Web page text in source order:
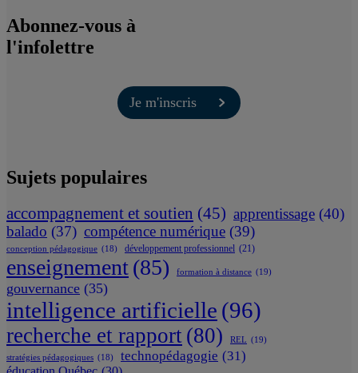
Abonnez-vous à
l'infolettre
Je m'inscris
Sujets populaires
accompagnement et soutien (45) apprentissage (40)
balado (37) compétence numérique (39)
conception pédagogique (18) développement professionnel (21)
enseignement(85) formation à distance (19)
gouvernance (35)
intelligence artificielle (96)
recherche et rapport (80) REL (19)
stratégies pédagogiques (18) technopédagogie (31)